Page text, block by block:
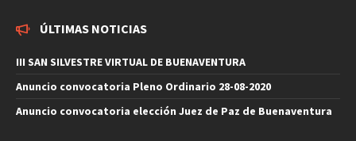
ÚLTIMAS NOTICIAS
III SAN SILVESTRE VIRTUAL DE BUENAVENTURA
Anuncio convocatoria Pleno Ordinario 28-08-2020
Anuncio convocatoria elección Juez de Paz de Buenaventura